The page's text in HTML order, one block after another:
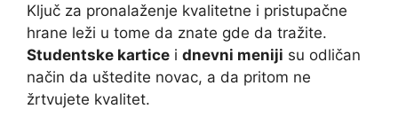
Ključ za pronalaženje kvalitetne i pristupačne
hrane leži u tome da znate gde da tražite.
Studentske kartice i dnevni meniji su odličan
način da uštedite novac, a da pritom ne
žrtvujete kvalitet.